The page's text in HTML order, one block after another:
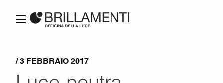
/ 3 FEBBRAIO 2017